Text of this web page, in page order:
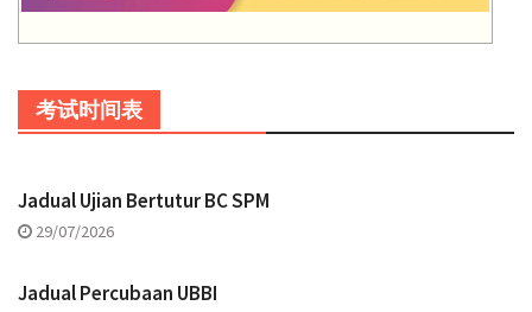
考试时间表
Jadual Ujian Bertutur BC SPM
29/07/2026
Jadual Percubaan UBBI